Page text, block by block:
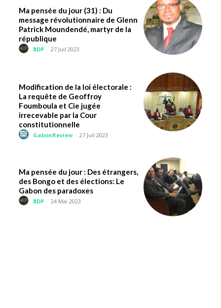
Ma pensée du jour (31) : Du
message révolutionnaire de Glenn
Patrick Moundendé, martyr de la
république
BDP - 27 Juil 2023
Modification de la loi électorale :
La requête de Geoffroy
Foumboula et Cie jugée
irrecevable par la Cour
constitutionnelle
GabonReview - 27 Juil 2023
Ma pensée du jour : Des étrangers,
des Bongo et des élections: Le
Gabon des paradoxes
BDP - 24 Mai 2023